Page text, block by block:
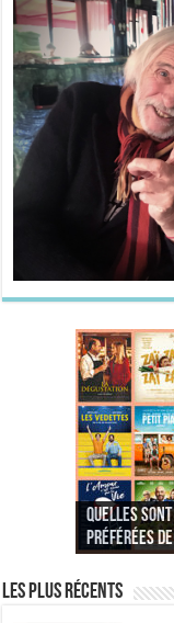
Quelles
préférées de
Quel est
Noël est
Quelles
préférées de
Quel est
Quels sont
préférées ?
Quel est
Quel est
Les plus récents